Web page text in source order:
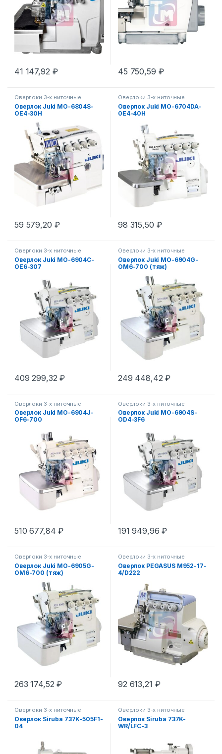
41 147,92 ₽ 45 750,59 ₽
Оверлоки 3-х ниточные
Оверлок Juki MO-6804S-
OE4-30H
59 579,20 ₽
Оверлоки 3-х ниточные
Оверлок Juki МО-6704DA-
0E4-40H
98 315,50 ₽
Оверлоки 3-х ниточные
Оверлок Juki МО-6904C-
OE6-307
409 299,32₽
Оверлоки 3-х ниточные
Оверлок Juki МО-6904G-
OM6-700 (тяж)
249 448,42₽
Оверлоки 3-х ниточные
Оверлок Juki МО-6904J-
OF6-700
510 677,84₽
Оверлоки 3-х ниточные
Оверлок Juki МО-6904S-
OD4-3F6
191 949,96₽
Оверлоки 3-х ниточные
Оверлок Juki МО-6905G-
OM6-700 (тяж)
263 174,52₽
Оверлоки 3-х ниточные
Оверлок PEGASUS M952-17-
4/D222
92 613,21 ₽
Оверлоки 3-х ниточные
Оверлок Siruba 737K-505F1-
04
Оверлоки 3-х ниточные
Оверлок Siruba 737K-
WR/LFC-3